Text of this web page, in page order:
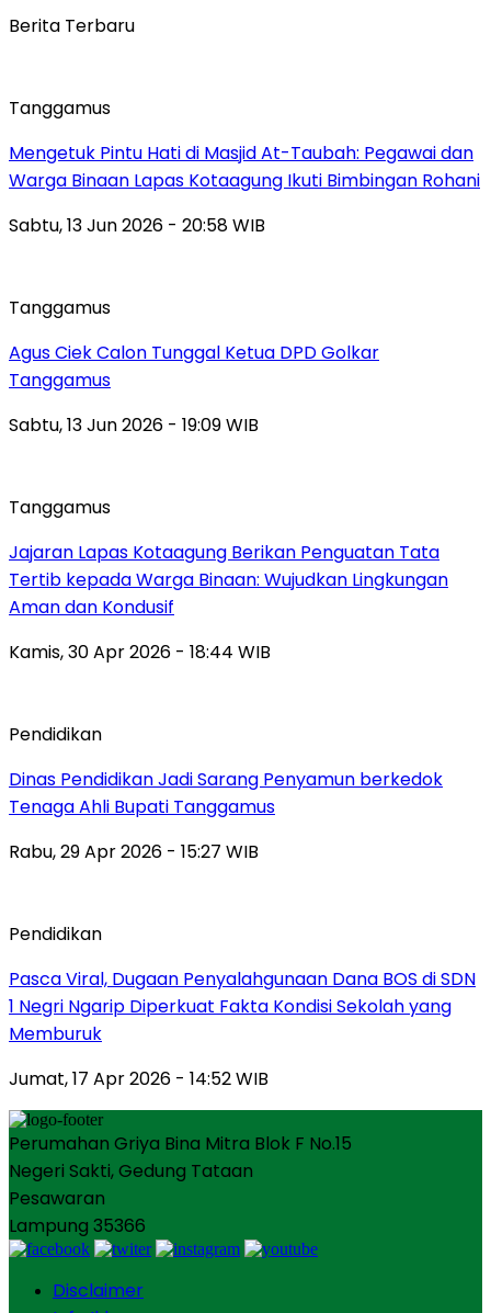
Berita Terbaru
Tanggamus
Mengetuk Pintu Hati di Masjid At-Taubah: Pegawai dan
Warga Binaan Lapas Kotaagung Ikuti Bimbingan Rohani
Sabtu, 13 Jun 2026 - 20:58 WIB
Tanggamus
Agus Ciek Calon Tunggal Ketua DPD Golkar
Tanggamus
Sabtu, 13 Jun 2026 - 19:09 WIB
Tanggamus
Jajaran Lapas Kotaagung Berikan Penguatan Tata
Tertib kepada Warga Binaan: Wujudkan Lingkungan
Aman dan Kondusif
Kamis, 30 Apr 2026 - 18:44 WIB
Pendidikan
Dinas Pendidikan Jadi Sarang Penyamun berkedok
Tenaga Ahli Bupati Tanggamus
Rabu, 29 Apr 2026 - 15:27 WIB
Pendidikan
Pasca Viral, Dugaan Penyalahgunaan Dana BOS di SDN
1 Negri Ngarip Diperkuat Fakta Kondisi Sekolah yang
Memburuk
Jumat, 17 Apr 2026 - 14:52 WIB
Perumahan Griya Bina Mitra Blok F No.15
Negeri Sakti, Gedung Tataan
Pesawaran
Lampung 35366
Disclaimer